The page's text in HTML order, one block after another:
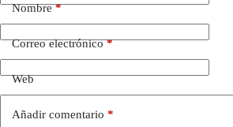
Nombre*
Correo electrónico*
Web
Añadir comentario *